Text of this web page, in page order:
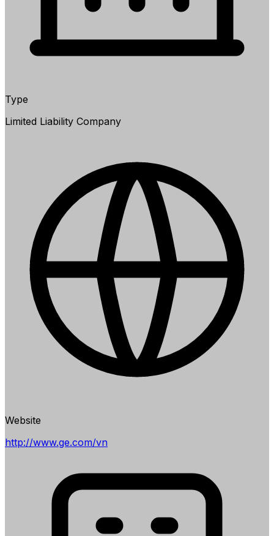
Type
Limited Liability Company
Website
http://www.ge.com/vn